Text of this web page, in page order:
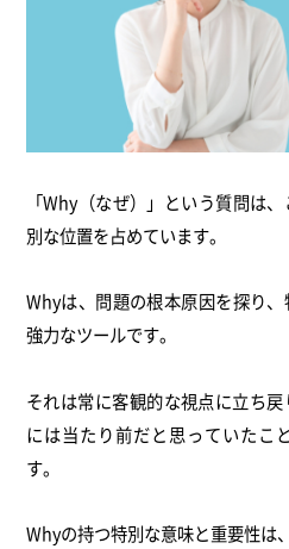
「Why（なぜ）」という質問は
別な位置を占めています。
Whyは、問題の根本原因を探り
強力なツールです。
それは常に客観的な視点に立ち
には当たり前だと思っていたこ
す。
Whyの持つ特別な意味と重要性は